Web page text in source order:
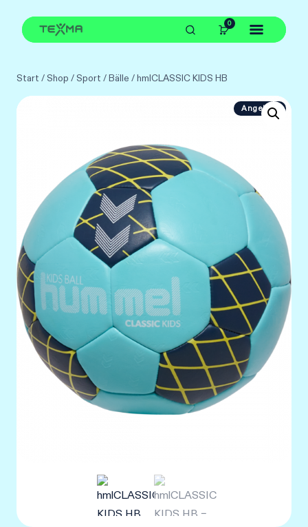
Inhalt
springen
0
Start /Shop /Sport /Bälle /hmlCLASSIC KIDS HB
Angebot!